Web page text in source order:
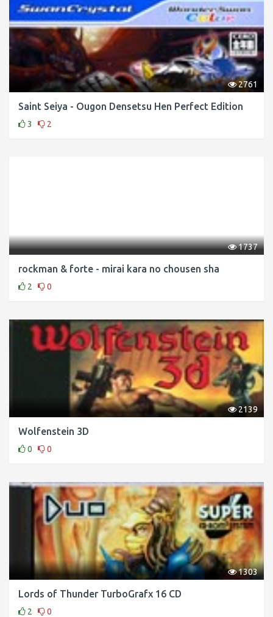
2761
Saint Seiya - Ougon Densetsu Hen Perfect Edition
3 2
1737
rockman & forte - mirai kara no chousen sha
2 0
2139
Wolfenstein 3D
0 0
1303
Lords of Thunder TurboGrafx 16 CD
2 0